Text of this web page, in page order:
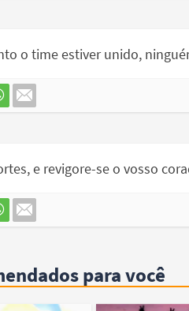
o time estiver unido,
e revigore-se o vosso
para você